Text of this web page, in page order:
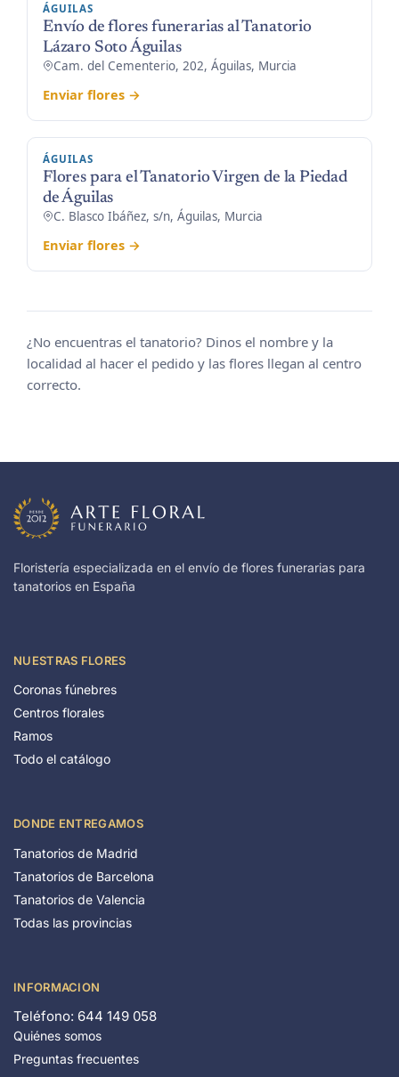
ÁGUILAS
Envío de flores funerarias al Tanatorio
Lázaro Soto Águilas
Cam. del Cementerio, 202, Águilas, Murcia
Enviar flores →
ÁGUILAS
Flores para el Tanatorio Virgen de la Piedad
de Águilas
C. Blasco Ibáñez, s/n, Águilas, Murcia
Enviar flores →
¿No encuentras el tanatorio? Dinos el nombre y la
localidad al hacer el pedido y las flores llegan al centro
correcto.
Floristería especializada en el envío de flores funerarias para
tanatorios en España
NUESTRAS FLORES
Coronas fúnebres
Centros florales
Ramos
Todo el catálogo
DONDE ENTREGAMOS
Tanatorios de Madrid
Tanatorios de Barcelona
Tanatorios de Valencia
Todas las provincias
INFORMACION
Teléfono: 644 149 058
Quiénes somos
Preguntas frecuentes